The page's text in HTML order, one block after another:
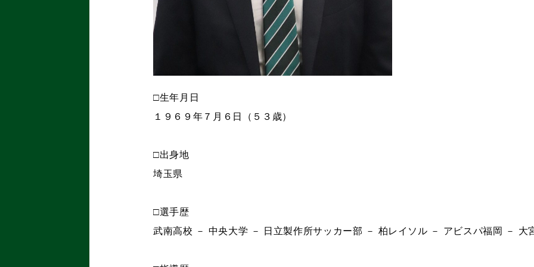
□生年月日
１９６９年７月６日（５３歳）
□出身地
埼玉県
□選手歴
武南高校 － 中央大学 － 日立製作所サッカー部 － 柏レイソル － アビスパ福岡 － 大